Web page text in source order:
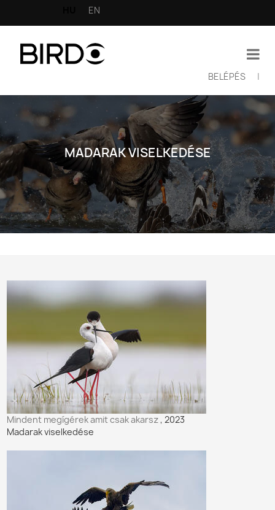
EN
fiók
menüje
BELÉPÉS |
MADARAK VISELKEDÉSE
Mindent megígérek amit csak akarsz, 2023
Madarak viselkedése